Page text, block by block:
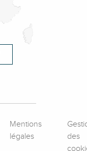
Mentions
légales
des